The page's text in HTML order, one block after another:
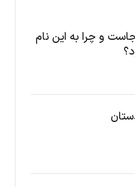
و چرا به این نام